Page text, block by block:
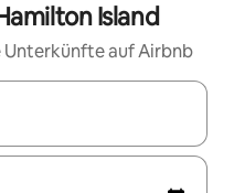
Island
Unterkünfte auf Airbnb
navigiere mit den